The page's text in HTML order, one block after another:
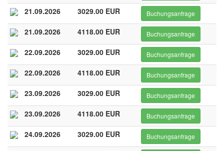
21.09.2026 3029.00 EUR Buchungsanfrage
21.09.2026 4118.00 EUR Buchungsanfrage
22.09.2026 3029.00 EUR Buchungsanfrage
22.09.2026 4118.00 EUR Buchungsanfrage
23.09.2026 3029.00 EUR Buchungsanfrage
23.09.2026 4118.00 EUR Buchungsanfrage
24.09.2026 3029.00 EUR Buchungsanfrage